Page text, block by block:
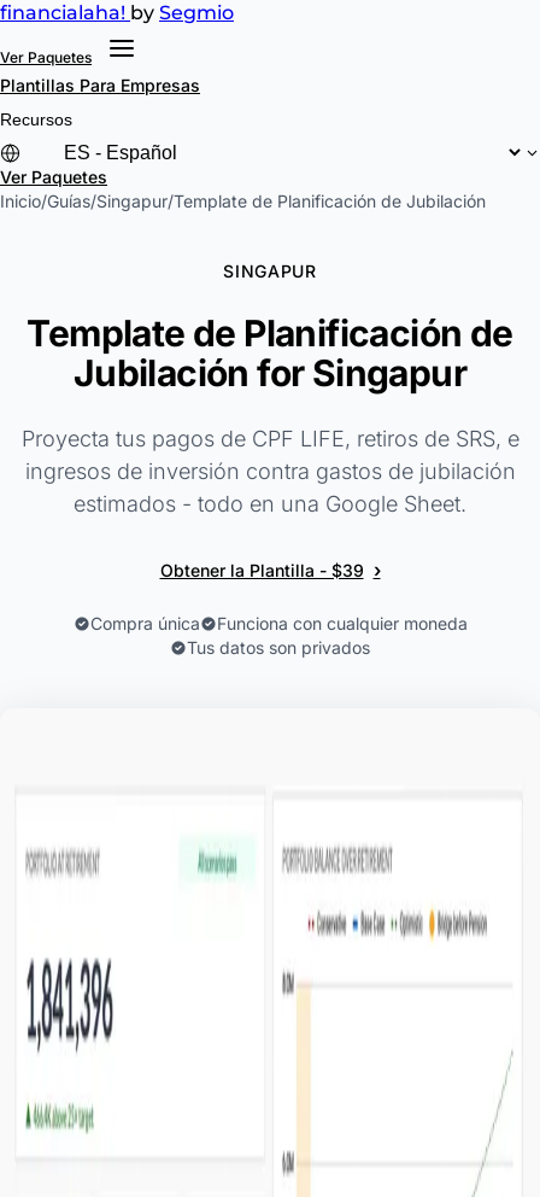
financialaha! by Segmio
Ver Paquetes
Plantillas Para Empresas
Recursos
Ver Paquetes
Inicio/Guías/Singapur/Template de Planificación de Jubilación
SINGAPUR
Template de Planificación de
Jubilación for Singapur
Proyecta tus pagos de CPF LIFE, retiros de SRS, e
ingresos de inversión contra gastos de jubilación
estimados - todo en una Google Sheet.
Obtener la Plantilla - $39 ›
Compra única
Funciona con cualquier moneda
Tus datos son privados